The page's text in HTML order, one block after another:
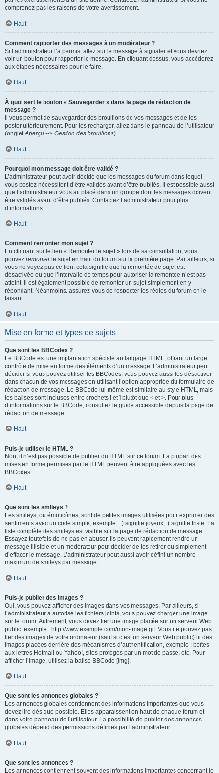
comprenez pas les raisons de votre avertissement.
Haut
Comment rapporter des messages à un modérateur ?
Si l’administrateur l’a permis, allez sur le message à signaler et vous devriez
voir un bouton pour rapporter le message. En cliquant dessus, vous accéderez
aux étapes nécessaires pour le faire.
Haut
À quoi sert le bouton « Sauvegarder » dans la page de rédaction de
message ?
Il vous permet de sauvegarder des brouillons de vos messages et de les
poster ultérieurement. Pour les recharger, allez dans le panneau de l’utilisateur
(ongletAperçu --> Gestion des brouillons).
Haut
Pourquoi mon message doit être validé ?
L’administrateur peut avoir décidé que les messages du forum dans lequel
vous postez nécessitent d’être validés avant d’être publiés. Il est possible aussi
que l’administrateur vous ait placé dans un groupe dont les messages doivent
être validés avant d’être publiés. Contactez l’administrateur pour plus
d’informations.
Haut
Comment remonter mon sujet ?
En cliquant sur le lien « Remonter le sujet » lors de sa consultation, vous
pouvez remonterle sujet en haut du forum sur la première page. Par ailleurs, si
vous ne voyez pas ce lien, cela signifie que la remontée de sujet est
désactivée ou que l’intervalle de temps pour autoriser la remontée n’est pas
atteint. Il est également possible de remonter un sujet simplement en y
répondant. Néanmoins, assurez-vous de respecter les règles du forum en le
faisant.
Haut
Mise en forme et types de sujets
Que sont les BBCodes ?
Le BBCode est une implantation spéciale au langage HTML, offrant un large
contrôle de mise en forme des éléments d’un message. L’administrateur peut
décider si vous pouvez utiliser les BBCodes, vous pouvez aussi les désactiver
dans chacun de vos messages en utilisant l’option appropriée du formulaire de
rédaction de message. Le BBCode lui-même est similaire au style HTML, mais
les balises sont incluses entre crochets [ et ] plutôt que < et >. Pour plus
d’informations sur le BBCode, consultez le guide accessible depuis la page de
rédaction de message.
Haut
Puis-je utiliser le HTML ?
Non, il n’est pas possible de publier du HTML sur ce forum. La plupart des
mises en forme permises par le HTML peuvent être appliquées avec les
BBCodes.
Haut
Que sont les smileys ?
Les smileys, ou émoticônes, sont de petites images utilisées pour exprimer des
sentiments avec un code simple, exemple : :) signifie joyeux, :( signifie triste. La
liste complète des smileys est visible sur la page de rédaction de message.
Essayez toutefois de ne pas en abuser. Ils peuvent rapidement rendre un
message illisible et un modérateur peut décider de les retirer ou simplement
d’effacer le message. L’administrateur peut aussi avoir défini un nombre
maximum de smileys par message.
Haut
Puis-je publier des images ?
Oui, vous pouvez afficher des images dans vos messages. Par ailleurs, si
l’administrateur a autorisé les fichiers joints, vous pouvez charger une image
sur le forum. Autrement, vous devez lier une image placée sur un serveur Web
public, exemple : http://www.exemple.com/mon-image.gif. Vous ne pouvez pas
lier des images de votre ordinateur (sauf si c’est un serveur Web public) ni des
images placées derrière des mécanismes d’authentification, exemple : boîtes
aux lettres Hotmail ou Yahoo!, sites protégés par un mot de passe, etc. Pour
afficher l’image, utilisez la balise BBCode [img].
Haut
Que sont les annonces globales ?
Les annonces globales contiennent des informations importantes que vous
devez lire dès que possible. Elles apparaissent en haut de chaque forum et
dans votre panneau de l’utilisateur. La possibilité de publier des annonces
globales dépend des permissions définies par l’administrateur.
Haut
Que sont les annonces ?
Les annonces contiennent souvent des informations importantes concernant le